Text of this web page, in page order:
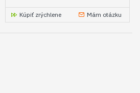
Kúpiť zrýchlene Mám otázku